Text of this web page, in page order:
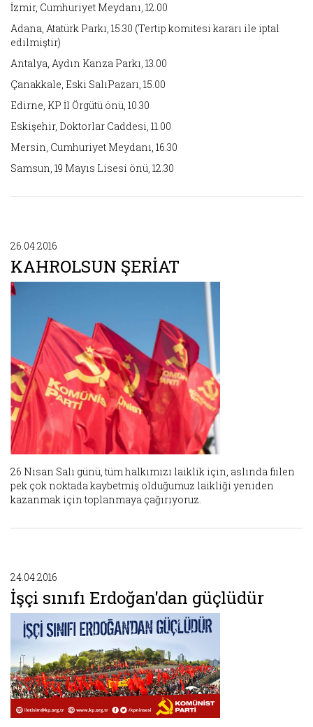
İzmir, Cumhuriyet Meydanı, 12.00
Adana, Atatürk Parkı, 15.30 (Tertip komitesi kararı ile iptal
edilmiştir)
Antalya, Aydın Kanza Parkı, 13.00
Çanakkale, Eski SalıPazarı, 15.00
Edirne, KP İl Örgütü önü, 10.30
Eskişehir, Doktorlar Caddesi, 11.00
Mersin, Cumhuriyet Meydanı, 16.30
Samsun, 19 Mayıs Lisesi önü, 12.30
26.04.2016
KAHROLSUN ŞERİAT
26 Nisan Salı günü, tüm halkımızı laiklik için, aslında fiilen
pek çok noktada kaybetmiş olduğumuz laikliği yeniden
kazanmak için toplanmaya çağırıyoruz.
24.04.2016
İşçi sınıfı Erdoğan'dan güçlüdür